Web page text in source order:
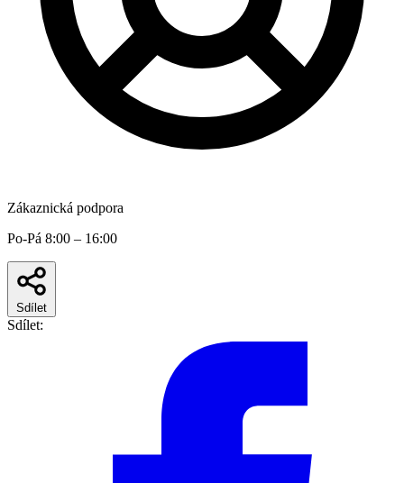
Zákaznická podpora
Po-Pá 8:00 – 16:00
Sdílet
Sdílet: